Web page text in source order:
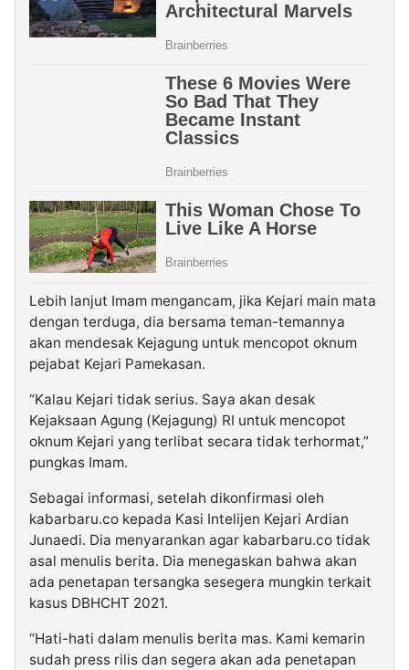
Lebih lanjut Imam mengancam, jika Kejari main mata
dengan terduga, dia bersama teman-temannya
akan mendesak Kejagung untuk mencopot oknum
pejabat Kejari Pamekasan.
“Kalau Kejari tidak serius. Saya akan desak
Kejaksaan Agung (Kejagung) RI untuk mencopot
oknum Kejari yang terlibat secara tidak terhormat,”
pungkas Imam.
Sebagai informasi, setelah dikonfirmasi oleh
kabarbaru.co kepada Kasi Intelijen Kejari Ardian
Junaedi. Dia menyarankan agar kabarbaru.co tidak
asal menulis berita. Dia menegaskan bahwa akan
ada penetapan tersangka sesegera mungkin terkait
kasus DBHCHT 2021.
“Hati-hati dalam menulis berita mas. Kami kemarin
sudah press rilis dan segera akan ada penetapan